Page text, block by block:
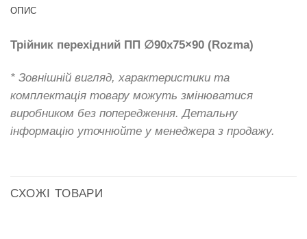
ОПИС
Трійник перехідний ПП ∅90х75×90 (Rozma)
* Зовнішній вигляд, характеристики та
комплектація товару можуть змінюватися
виробником без попередження. Детальну
інформацію уточнюйте у менеджера з продажу.
СХОЖІ ТОВАРИ